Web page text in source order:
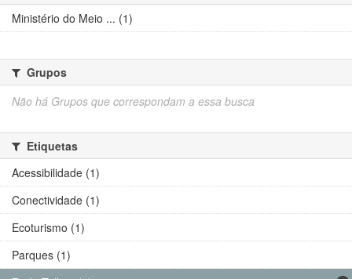
Ministério do Meio ... (1)
Grupos
Não há Grupos que correspondam a essa busca
Etiquetas
Acessibilidade (1)
Conectividade (1)
Ecoturismo (1)
Parques (1)